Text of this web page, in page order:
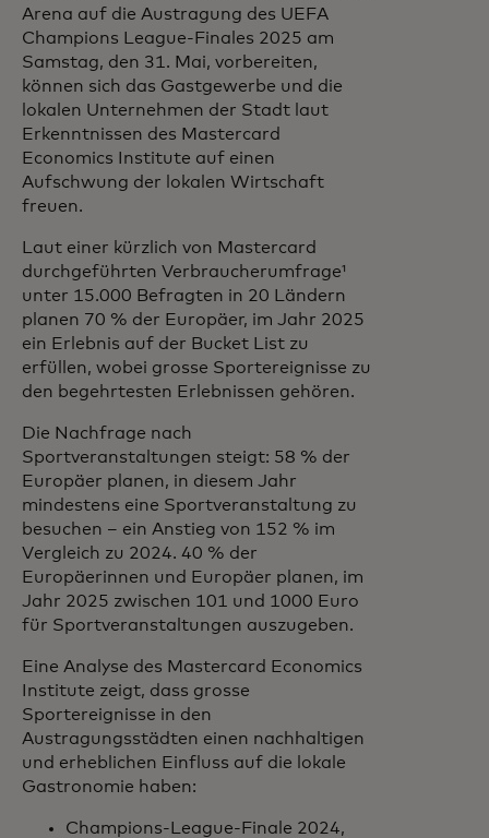
Arena auf die Austragung des UEFA
Champions League-Finales 2025 am
Samstag, den 31. Mai, vorbereiten,
können sich das Gastgewerbe und die
lokalen Unternehmen der Stadt laut
Erkenntnissen des Mastercard
Economics Institute auf einen
Aufschwung der lokalen Wirtschaft
freuen.
Laut einer kürzlich von Mastercard
durchgeführten Verbraucherumfrage¹
unter 15.000 Befragten in 20 Ländern
planen 70 % der Europäer, im Jahr 2025
ein Erlebnis auf der Bucket List zu
erfüllen, wobei grosse Sportereignisse zu
den begehrtesten Erlebnissen gehören.
Die Nachfrage nach
Sportveranstaltungen steigt: 58 % der
Europäer planen, in diesem Jahr
mindestens eine Sportveranstaltung zu
besuchen – ein Anstieg von 152 % im
Vergleich zu 2024. 40 % der
Europäerinnen und Europäer planen, im
Jahr 2025 zwischen 101 und 1000 Euro
für Sportveranstaltungen auszugeben.
Eine Analyse des Mastercard Economics
Institute zeigt, dass grosse
Sportereignisse in den
Austragungsstädten einen nachhaltigen
und erheblichen Einfluss auf die lokale
Gastronomie haben:
Champions-League-Finale 2024,